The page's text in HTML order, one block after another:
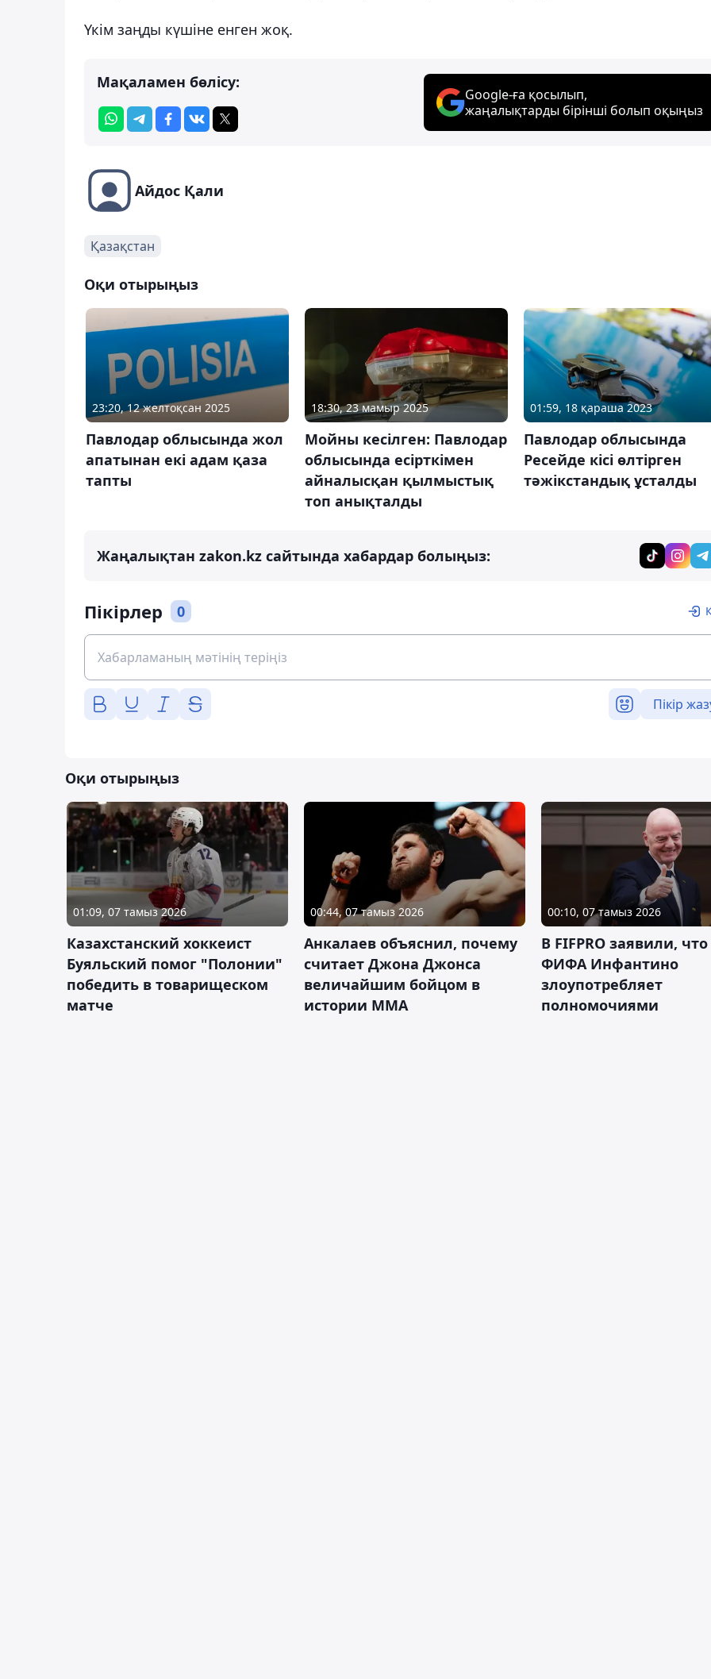
Үкім заңды күшіне енген жоқ.
Мақаламен бөлісу:
Google-ға қосылып,
жаңалықтарды бірінші болып оқыңыз
Айдос Қали
Қазақстан
Оқи отырыңыз
23:20, 12 желтоқсан 2025
Павлодар облысында жол
апатынан екі адам қаза
тапты
18:30, 23 мамыр 2025
Мойны кесілген: Павлодар
облысында есірткімен
айналысқан қылмыстық
топ анықталды
01:59, 18 қараша 2023
Павлодар облысында
Ресейде кісі өлтірген
тәжікстандық ұсталды
Жаңалықтан zakon.kz сайтында хабардар болыңыз:
Пікірлер 0
Пікір
Оқи отырыңыз
01:09, 07 тамыз 2026
Казахстанский хоккеист
Буяльский помог "Полонии"
победить в товарищеском
матче
00:44, 07 тамыз 2026
Анкалаев объяснил, почему
считает Джона Джонса
величайшим бойцом в
истории ММА
00:10, 07 тамыз 2026
В FIFPRO заявили,
ФИФА Инфантино
злоупотребляет
полномочиями